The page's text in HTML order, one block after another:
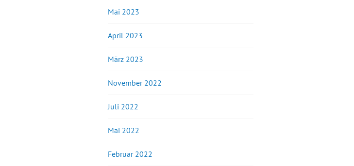
Mai 2023
April 2023
März 2023
November 2022
Juli 2022
Mai 2022
Februar 2022